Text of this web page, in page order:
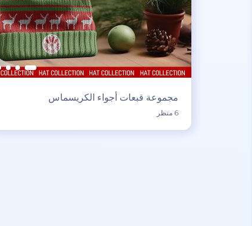
مجموعة قبعات أجواء الكريسماس
6 منظر